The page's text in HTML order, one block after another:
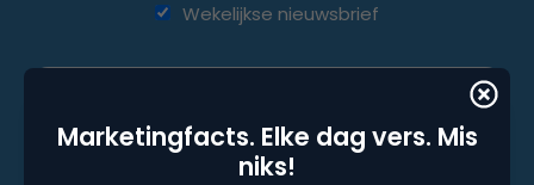
Marketingfacts. Elke dag vers. Mis
niks!
Wekelijkse nieuwsbrief